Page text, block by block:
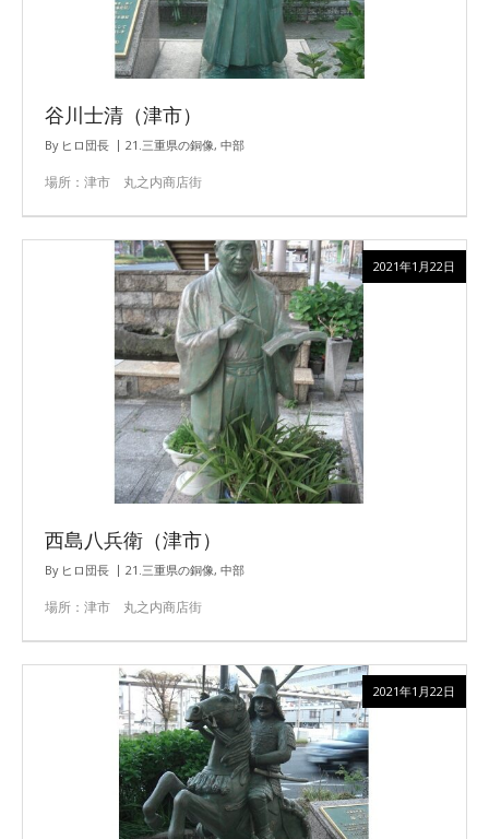
谷川士清（津市）
By ヒロ団長 21.三重県の銅像, 中部
場所：津市 丸之内商店街
西島八兵衛（津市）
By ヒロ団長 21.三重県の銅像, 中部
場所：津市 丸之内商店街
2021年1月22日
2021年1月22日